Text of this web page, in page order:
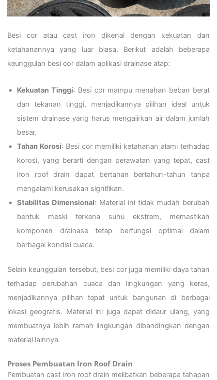
Besi cor atau cast iron dikenal dengan kekuatan dan
ketahanannya yang luar biasa. Berikut adalah beberapa
keunggulan besi cor dalam aplikasi drainase atap:
Kekuatan Tinggi: Besi cor mampu menahan beban berat
dan tekanan tinggi, menjadikannya pilihan ideal untuk
sistem drainase yang harus mengalirkan air dalam jumlah
besar.
Tahan Korosi: Besi cor memiliki ketahanan alami terhadap
korosi, yang berarti dengan perawatan yang tepat, cast
iron roof drain dapat bertahan bertahun-tahun tanpa
mengalami kerusakan signifikan.
Stabilitas Dimensional: Material ini tidak mudah berubah
bentuk meski terkena suhu ekstrem, memastikan
komponen drainase tetap berfungsi optimal dalam
berbagai kondisi cuaca.
Selain keunggulan tersebut, besi cor juga memiliki daya tahan
terhadap perubahan cuaca dan lingkungan yang keras,
menjadikannya pilihan tepat untuk bangunan di berbagai
lokasi geografis. Material ini juga dapat didaur ulang, yang
membuatnya lebih ramah lingkungan dibandingkan dengan
material lainnya.
Proses Pembuatan Iron Roof Drain
Pembuatan cast iron roof drain melibatkan beberapa tahapan